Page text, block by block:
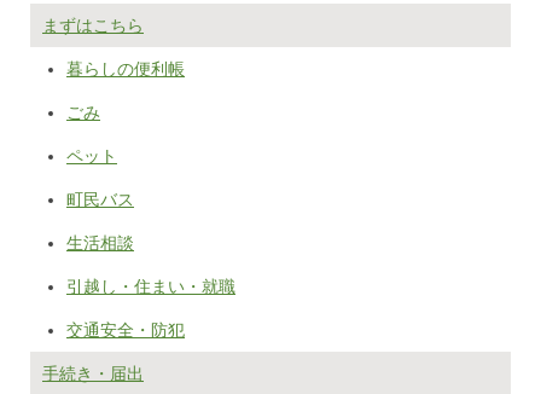
まずはこちら
暮らしの便利帳
ごみ
ペット
町民バス
生活相談
引越し・住まい・就職
交通安全・防犯
手続き・届出